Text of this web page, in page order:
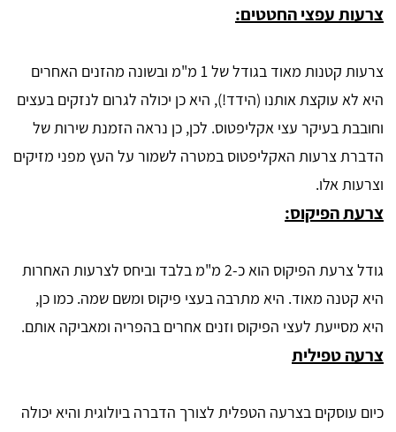
צרעות עפצי החטטים:
צרעות קטנות מאוד בגודל של 1 מ"מ ובשונה מהזנים האחרים
היא לא עוקצת אותנו (הידד!), היא כן יכולה לגרום לנזקים בעצים
וחובבת בעיקר עצי אקליפטוס. לכן, כן נראה הזמנת שירות של
הדברת צרעות האקליפטוס במטרה לשמור על העץ מפני מזיקים
וצרעות אלו.
צרעת הפיקוס:
גודל צרעת הפיקוס הוא כ-2 מ"מ בלבד וביחס לצרעות האחרות
היא קטנה מאוד. היא מתרבה בעצי פיקוס ומשם שמה. כמו כן,
היא מסייעת לעצי הפיקוס וזנים אחרים בהפריה ומאביקה אותם.
צרעה טפילית
כיום עוסקים בצרעה הטפלית לצורך הדברה ביולוגית והיא יכולה